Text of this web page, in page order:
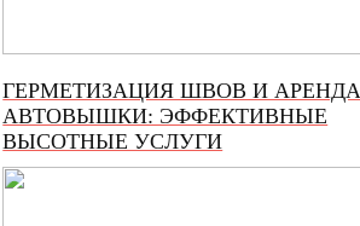
ГЕРМЕТИЗАЦИЯ ШВОВ И АРЕНДА
АВТОВЫШКИ: ЭФФЕКТИВНЫЕ
ВЫСОТНЫЕ УСЛУГИ